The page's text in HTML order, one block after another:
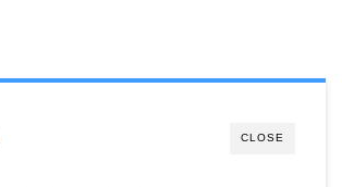
CLOSE